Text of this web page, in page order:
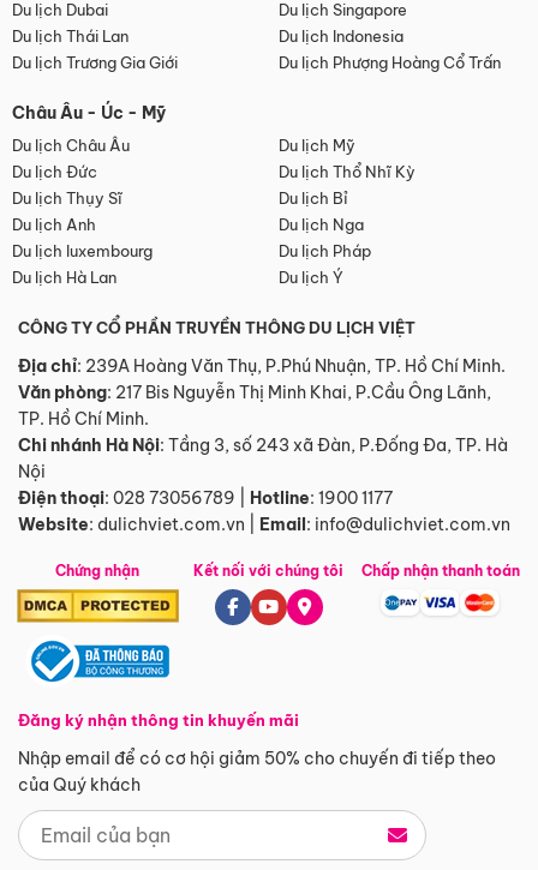
Du lịch Dubai
Du lịch Singapore
Du lịch Thái Lan
Du lịch Indonesia
Du lịch Trương Gia Giới
Du lịch Phượng Hoàng Cổ Trấn
Châu Âu - Úc - Mỹ
Du lịch Châu Âu
Du lịch Mỹ
Du lịch Đức
Du lịch Thổ Nhĩ Kỳ
Du lịch Thụy Sĩ
Du lịch Bỉ
Du lịch Anh
Du lịch Nga
Du lịch luxembourg
Du lịch Pháp
Du lịch Hà Lan
Du lịch Ý
CÔNG TY CỔ PHẦN TRUYỀN THÔNG DU LỊCH VIỆT
Địa chỉ: 239A Hoàng Văn Thụ, P.Phú Nhuận, TP. Hồ Chí Minh.
Văn phòng: 217 Bis Nguyễn Thị Minh Khai, P.Cầu Ông Lãnh,
TP. Hồ Chí Minh.
Chi nhánh Hà Nội: Tầng 3, số 243 xã Đàn, P.Đống Đa, TP. Hà
Nội
Điện thoại: 028 73056789 Hotline: 1900 1177
Website: dulichviet.com.vn Email: info@dulichviet.com.vn
Chứng nhận
Đăng ký nhận thông tin khuyến mãi
Nhập email để có cơ hội giảm 50% cho chuyến đi tiếp theo
của Quý khách
Kết nối với chúng tôi Chấp nhận thanh toán